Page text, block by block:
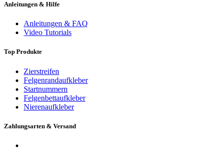
Anleitungen & Hilfe
Anleitungen & FAQ
Video Tutorials
Top Produkte
Zierstreifen
Felgenrandaufkleber
Startnummern
Felgenbettaufkleber
Nierenaufkleber
Zahlungsarten & Versand